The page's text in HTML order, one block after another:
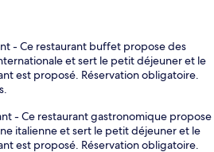
- Ce restaurant buffet propose des
et sert le petit déjeuner et le
est proposé. Réservation obligatoire.
- Ce restaurant gastronomique propose
italienne et sert le petit déjeuner et le
est proposé. Réservation obligatoire.